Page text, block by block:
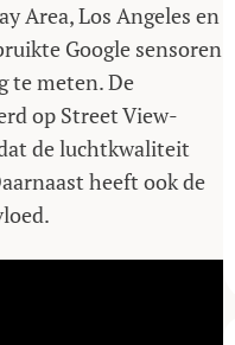
Area, Los Angeles en
Google sensoren
te meten. De
op Street View-
de luchtkwaliteit
heeft ook de